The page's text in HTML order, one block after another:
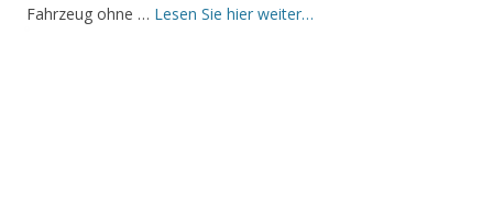
Fahrzeug ohne … Lesen Sie hier weiter…